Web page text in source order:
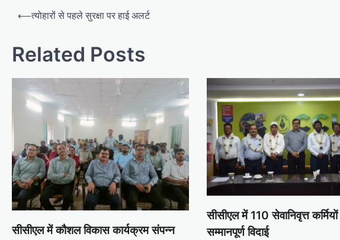
Post
⟵त्योहारों से पहले सुरक्षा पर हाई अलर्ट
Related Posts
सीसीएल में कौशल विकास कार्यक्रम संपन्न
सीसीएल में 110 सेवानिवृत्त
सम्मानपूर्ण विदाई